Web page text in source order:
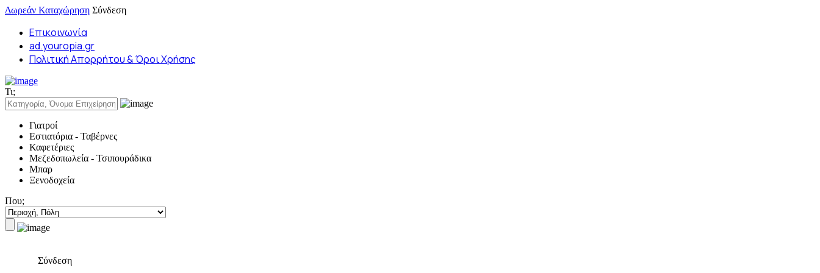
Δωρεάν Καταχώρηση Σύνδεση
Επικοινωνία
ad.youropia.gr
Πολιτική Απορρήτου & Όροι Χρήσης
Τι;
Γιατροί
Εστιατόρια - Ταβέρνες
Καφετέριες
Μεζεδοπωλεία - Τσιπουράδικα
Μπαρ
Ξενοδοχεία
Που;
Σύνδεση